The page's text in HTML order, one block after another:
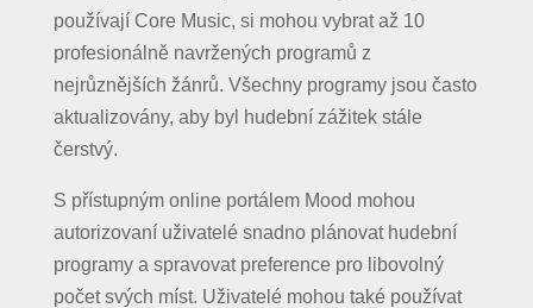
používají Core Music, si mohou vybrat až 10
profesionálně navržených programů z
nejrůznějších žánrů. Všechny programy jsou často
aktualizovány, aby byl hudební zážitek stále
čerstvý.
S přístupným online portálem Mood mohou
autorizovaní uživatelé snadno plánovat hudební
programy a spravovat preference pro libovolný
počet svých míst. Uživatelé mohou také používat